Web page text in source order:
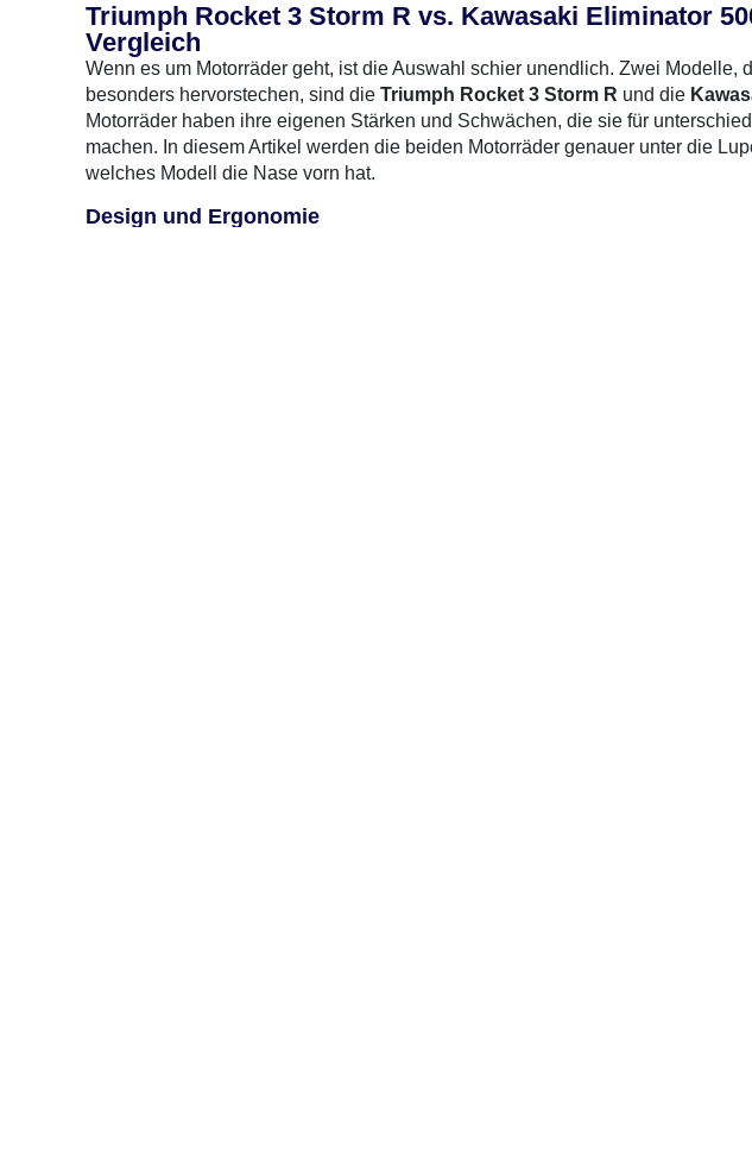
MotorradTest.de auf
Triumph Rocket 3 Storm R vs. Kawasaki Eliminator
Vergleich
Wenn es um Motorräder geht, ist die Auswahl schier unendlich. Zwei Modelle,
besonders hervorstechen, sind die Triumph Rocket 3 Storm R und die
Motorräder haben ihre eigenen Stärken und Schwächen, die sie für
machen. In diesem Artikel werden die beiden Motorräder genauer unter die
welches Modell die Nase vorn hat.
Design und Ergonomie